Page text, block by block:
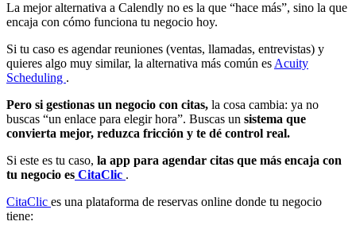
La mejor alternativa a Calendly no es la que “hace más”, sino la que
encaja con cómo funciona tu negocio hoy.
Si tu caso es agendar reuniones (ventas, llamadas, entrevistas) y
quieres algo muy similar, la alternativa más común es Acuity
Scheduling .
Pero si gestionas un negocio con citas, la cosa cambia: ya no
buscas “un enlace para elegir hora”. Buscas un sistema que
convierta mejor, reduzca fricción y te dé control real.
Si este es tu caso, la app para agendar citas que más encaja con
tu negocio es CitaClic .
CitaClic es una plataforma de reservas online donde tu negocio
tiene: